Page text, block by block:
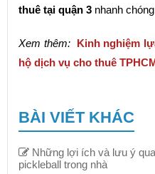
thuê tại quận 3 nhanh
Xem thêm:
Kinh nghiệm
hộ dịch vụ cho thuê
BÀI VIẾT KHÁC
Những lợi ích và lưu ý
pickleball trong nhà